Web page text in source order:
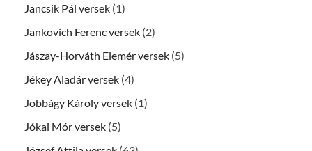
Jancsik Pál versek (1)
Jankovich Ferenc versek (2)
Jászay-Horváth Elemér versek (5)
Jékey Aladár versek (4)
Jobbágy Károly versek (1)
Jókai Mór versek (5)